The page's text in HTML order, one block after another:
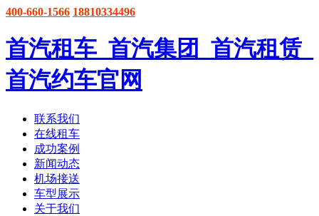
400-660-1566 18810334496
首汽租车_首汽集团_首汽租赁_
首汽约车官网
联系我们
在线租车
成功案例
新闻动态
机场接送
车型展示
关于我们